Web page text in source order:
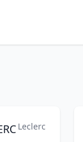
Leclerc